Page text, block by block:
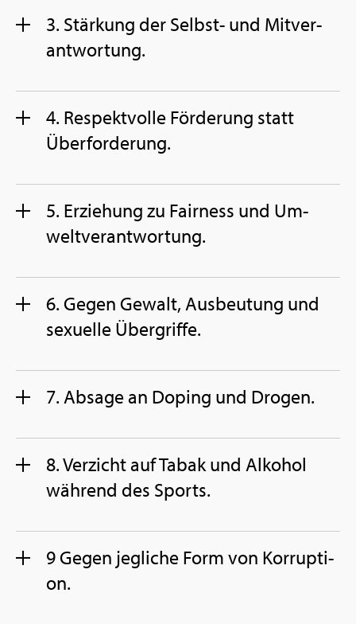
3. Stär­kung der Selbst- und Mit­ver­
ant­wor­tung.
4. Re­spekt­vol­le För­de­rung statt
Über­for­de­rung.
5. Er­zie­hung zu Fair­ness und Um­
welt­ver­ant­wor­tung.
6. Gegen Ge­walt, Aus­beu­tung und
se­xu­el­le Über­grif­fe.
7. Ab­sa­ge an Do­ping und Dro­gen.
8. Ver­zicht auf Tabak und Al­ko­hol
wäh­rend des Sports.
9 Gegen jeg­li­che Form von Kor­rup­ti­
on.